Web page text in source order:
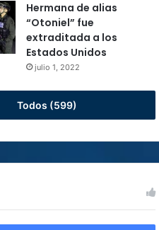
Hermana de alias
“Otoniel” fue
extraditada a los
Estados Unidos
julio 1, 2022
Todos (599)